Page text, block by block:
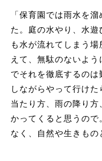
「保育園では雨水を
た。庭の水やり、水
も水が流れてしまう
えて、無駄のないよ
でそれを徹底するの
しながらやって行け
当たり方、雨の降り
かってくると思うの
なく、自然や生きもの